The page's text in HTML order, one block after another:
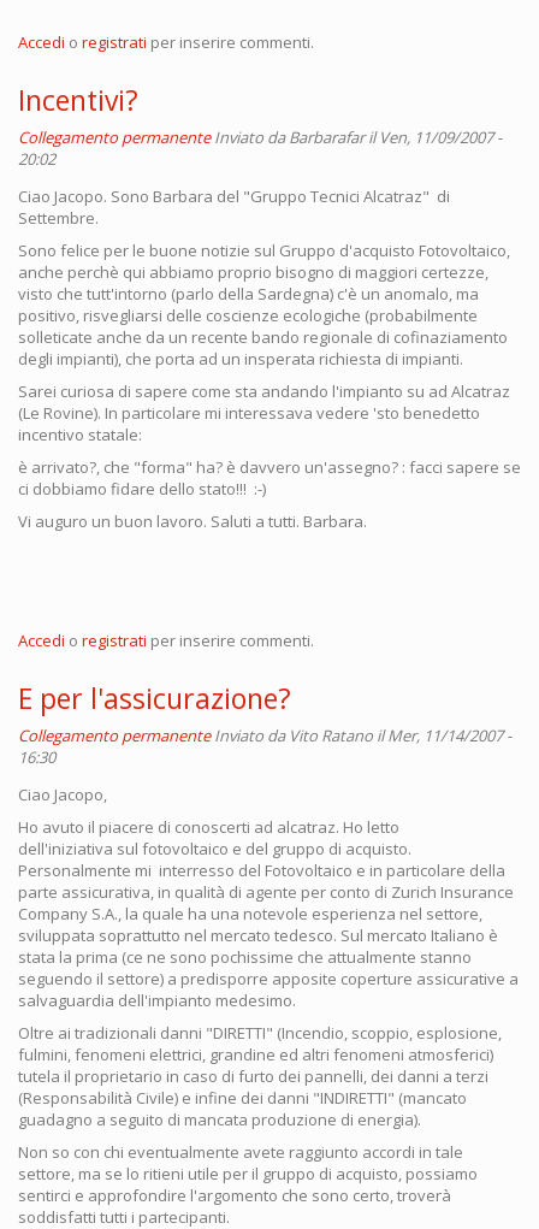
Accedi o registrati per inserire commenti.
Incentivi?
Collegamento permanente Inviato daBarbarafaril Ven, 11/09/2007 -
20:02
Ciao Jacopo. Sono Barbara del "Gruppo Tecnici Alcatraz" di
Settembre.
Sono felice per le buone notizie sul Gruppo d'acquisto Fotovoltaico,
anche perchè qui abbiamo proprio bisogno di maggiori certezze,
visto che tutt'intorno (parlo della Sardegna) c'è un anomalo, ma
positivo, risvegliarsi delle coscienze ecologiche (probabilmente
solleticate anche da un recente bando regionale di cofinaziamento
degli impianti), che porta ad un insperata richiesta di impianti.
Sarei curiosa di sapere come sta andando l'impianto su ad Alcatraz
(Le Rovine). In particolare mi interessava vedere 'sto benedetto
incentivo statale:
è arrivato?, che "forma" ha? è davvero un'assegno? : facci sapere se
ci dobbiamo fidare dello stato!!! :-)
Vi auguro un buon lavoro. Saluti a tutti. Barbara.
Accedi o registrati per inserire commenti.
E per l'assicurazione?
Collegamento permanente Inviato da Vito Ratano il Mer, 11/14/2007 -
16:30
Ciao Jacopo,
Ho avuto il piacere di conoscerti ad alcatraz. Ho letto
dell'iniziativa sul fotovoltaico e del gruppo di acquisto.
Personalmente mi interresso del Fotovoltaico e in particolare della
parte assicurativa, in qualità di agente per conto di Zurich Insurance
Company S.A., la quale ha una notevole esperienza nel settore,
sviluppata soprattutto nel mercato tedesco. Sul mercato Italiano è
stata la prima (ce ne sono pochissime che attualmente stanno
seguendo il settore) a predisporre apposite coperture assicurative a
salvaguardia dell'impianto medesimo.
Oltre ai tradizionali danni "DIRETTI" (Incendio, scoppio, esplosione,
fulmini, fenomeni elettrici, grandine ed altri fenomeni atmosferici)
tutela il proprietario in caso di furto dei pannelli, dei danni a terzi
(Responsabilità Civile) e infine dei danni "INDIRETTI" (mancato
guadagno a seguito di mancata produzione di energia).
Non so con chi eventualmente avete raggiunto accordi in tale
settore, ma se lo ritieni utile per il gruppo di acquisto, possiamo
sentirci e approfondire l'argomento che sono certo, troverà
soddisfatti tutti i partecipanti.